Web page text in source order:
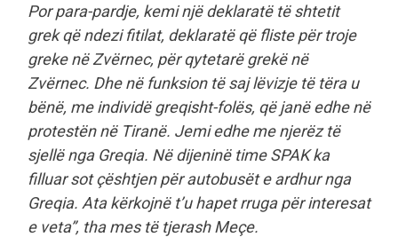
Por para-pardje, kemi një deklaratë të shtetit
grek që ndezi fitilat, deklaratë që fliste për troje
greke në Zvërnec, për qytetarë grekë në
Zvërnec. Dhe në funksion të saj lëvizje të tëra u
bënë, me individë greqisht-folës, që janë edhe në
protestën në Tiranë. Jemi edhe me njerëz të
sjellë nga Greqia. Në dijeninë time SPAK ka
filluar sot çështjen për autobusët e ardhur nga
Greqia. Ata kërkojnë t’u hapet rruga për interesat
e veta”, tha mes të tjerash Meçe.